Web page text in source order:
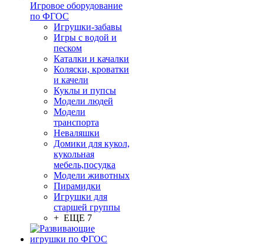
Игровое оборудование
по ФГОС
Игрушки-забавы
Игры с водой и
песком
Каталки и качалки
Коляски, кроватки
и качели
Куклы и пупсы
Модели людей
Модели
транспорта
Неваляшки
Домики для кукол,
кукольная
мебель,посудка
Модели животных
Пирамидки
Игрушки для
старшей группы
+ ЕЩЕ 7